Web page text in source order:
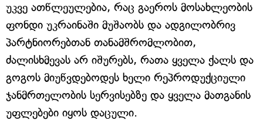
უკვე ათწლეულებია, რაც გაეროს მოსახლეობის
ფონდი უკრაინაში მუშაობს და ადგილობრივ
პარტნიორებთან თანამშრომლობით,
ძალისხმევას არ იშურებს, რათა ყველა ქალს და
გოგოს მიუწვდებოდეს ხელი რეპროდუქციული
ჯანმრთელობის სერვისებზე და ყველა მათგანის
უფლებები იყოს დაცული.